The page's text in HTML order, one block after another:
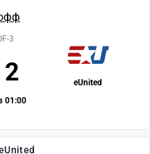
eUnited
3
2
01:00